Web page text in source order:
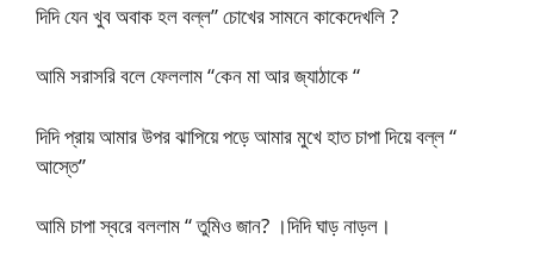
দিদি যেন খুব অবাক হল বল্ল” চোখের সামনে কাকেদেখলি ?
আমি সরাসরি বলে ফেললাম “কেন মা আর জ্যাঠাকে “
দিদি প্রায় আমার উপর ঝাপিয়ে পড়ে আমার মুখে হাত চাপা দিয়ে বল্ল “
আস্তে”
আমি চাপা স্বরে বললাম “ তুমিও জান? ।দিদি ঘাড় নাড়ল।